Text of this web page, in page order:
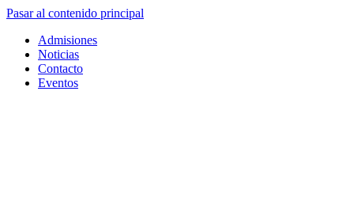
Pasar al contenido principal
Admisiones
Noticias
Contacto
Eventos